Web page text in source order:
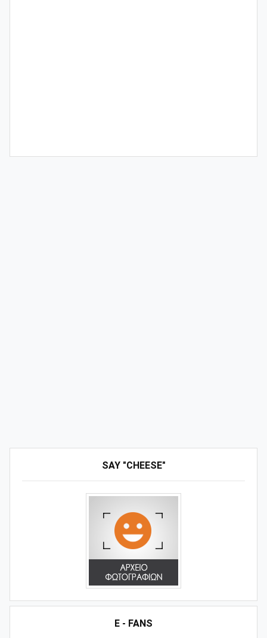
SAY "CHEESE"
E - FANS